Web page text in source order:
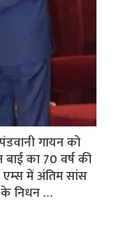
गायन को
का 70 वर्ष की
एम्स में अंतिम सांस
के निधन …